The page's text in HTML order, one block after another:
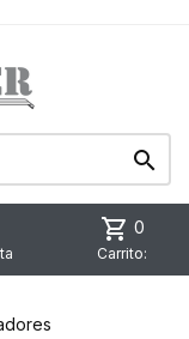

shopping_cart 0
Carrito: